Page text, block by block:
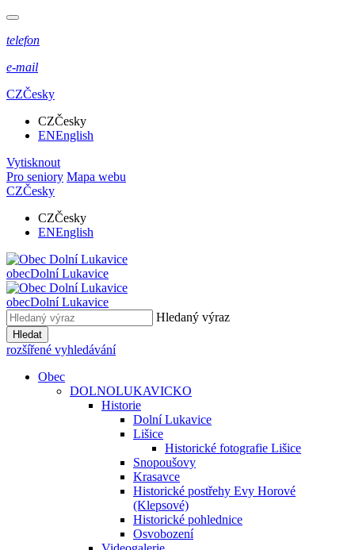
telefon
e-mail
CZČesky
CZČesky
ENEnglish
Vytisknout
Pro seniory Mapa webu
CZČesky
CZČesky
ENEnglish
obecDolní Lukavice
obecDolní Lukavice
Hledaný výraz
Hledat
rozšířené vyhledávání
Obec
DOLNOLUKAVICKO
Historie
Dolní Lukavice
Lišice
Historické fotografie Lišice
Snopoušovy
Krasavce
Historické postřehy Evy Horové
(Klepsové)
Historické pohlednice
Osvobození